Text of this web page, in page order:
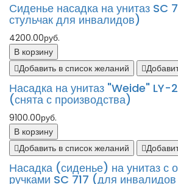
Сиденье насадка на унитаз SC
стульчак для инвалидов)
4200.00руб.
В корзину
Добавить в список желаний
Насадка на унитаз "Weide" LY-
(снята с производства)
9100.00руб.
В корзину
Добавить в список желаний
Насадка (сиденье) на унитаз с
ручками SC 717 (для